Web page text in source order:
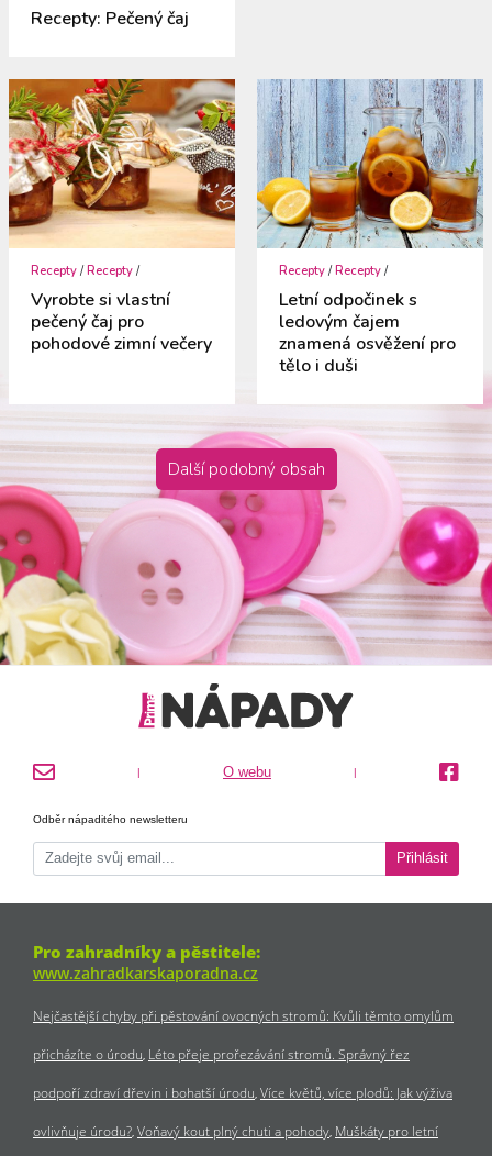
Recepty: Pečený čaj
Recepty /Recepty /
Vyrobte si vlastní
pečený čaj pro
pohodové zimní večery
Recepty /Recepty /
Letní odpočinek s
ledovým čajem
znamená osvěžení pro
tělo i duši
Další podobný obsah
| O webu |
Odběr nápaditého newsletteru
Přihlásit
Pro zahradníky a pěstitele:
www.zahradkarskaporadna.cz
Nejčastější chyby při pěstování ovocných stromů: Kvůli těmto omylům
přicházíte o úrodu Léto přeje prořezávání stromů. Správný řez
podpoří zdraví dřevin i bohatší úrodu Více květů, více plodů: Jak výživa
ovlivňuje úrodu? Voňavý kout plný chuti a pohody Muškáty pro letní